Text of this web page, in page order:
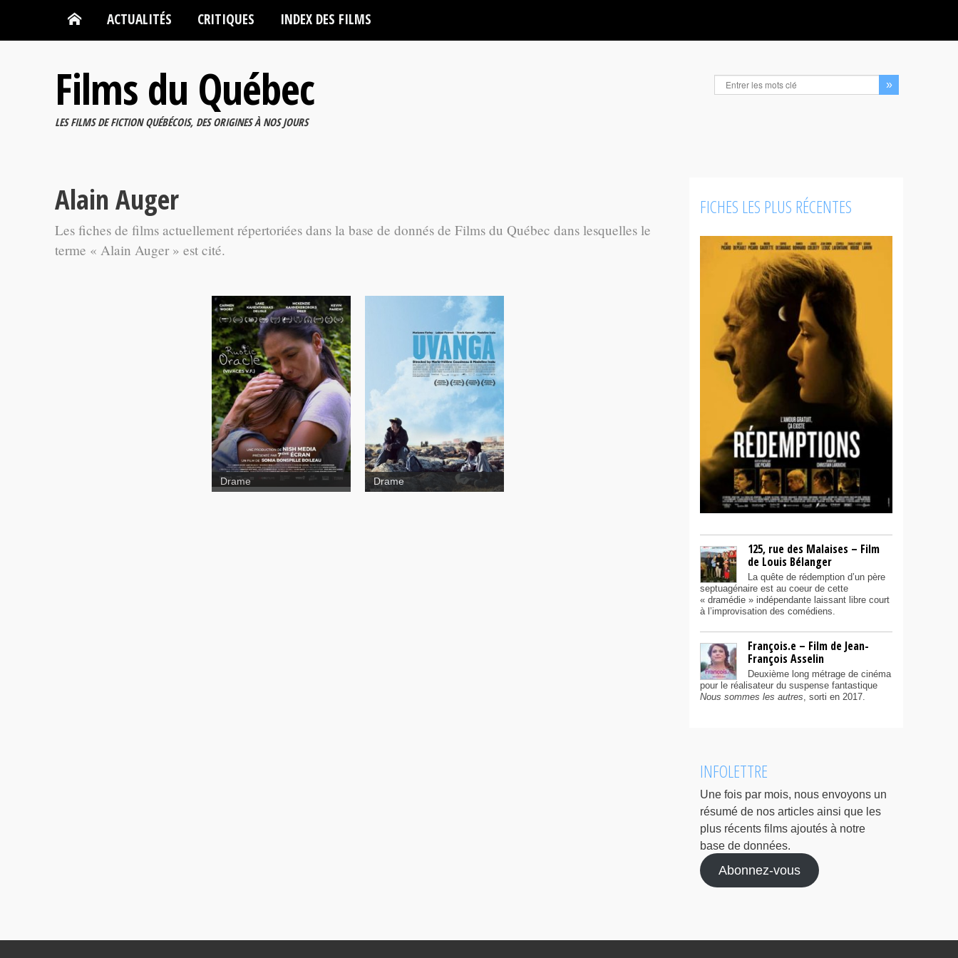
ACTUALITÉS CRITIQUES INDEX DES FILMS
Films du Québec
LES FILMS DE FICTION QUÉBÉCOIS, DES ORIGINES À NOS JOURS
Alain Auger
Les fiches de films actuellement répertoriées dans la base de donnés de Films du Québec dans lesquelles le
terme « Alain Auger » est cité.
Drame Drame
FICHES LES PLUS RÉCENTES
125, rue des Malaises – Film
de Louis Bélanger
La quête de rédemption d’un père
septuagénaire est au coeur de cette
« dramédie » indépendante laissant libre court
à l’improvisation des comédiens.
François.e – Film de Jean-
François Asselin
Deuxième long métrage de cinéma
pour le réalisateur du suspense fantastique
Nous sommes les autres, sorti en 2017.
INFOLETTRE
Une fois par mois, nous envoyons un
résumé de nos articles ainsi que les
plus récents films ajoutés à notre
base de données.
Abonnez-vous